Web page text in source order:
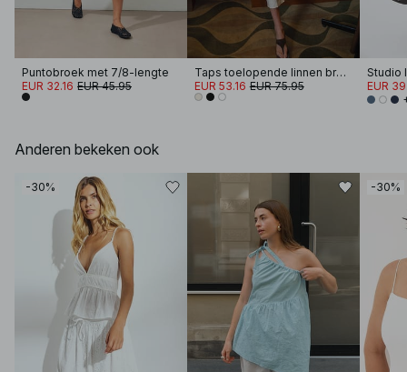
Puntobroek met 7/8-lengte
EUR 32.16 EUR 45.95
Taps toelopende linnen broek met halfhoge taille
EUR 53.16 EUR 75.95
EUR
Anderen bekeken ook
-30% -30%